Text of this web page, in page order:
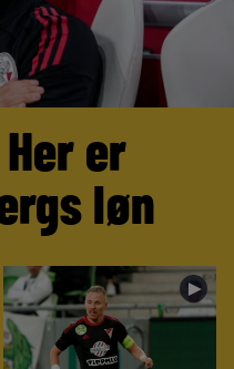
er
løn
►